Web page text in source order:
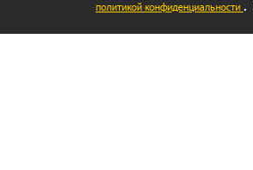
политикой конфиденциальности .